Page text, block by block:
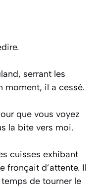
serrant les
moment, il a cessé.
que vous voyez
la bite vers moi.
cuisses exhibant
fronçait d’attente. Il
de tourner le